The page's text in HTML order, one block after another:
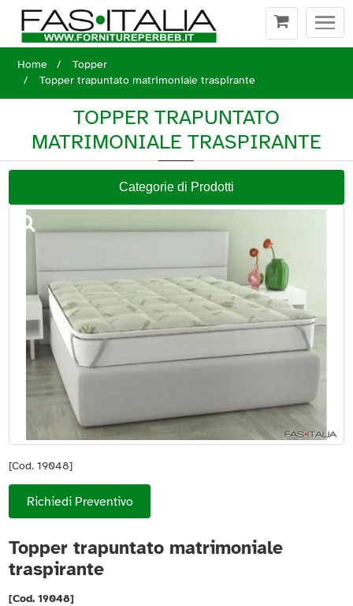
Home
Topper
Topper trapuntato matrimoniale traspirante
TOPPER TRAPUNTATO
MATRIMONIALE TRASPIRANTE
Categorie di Prodotti
[Cod. 19048]
Richiedi Preventivo
Topper trapuntato matrimoniale
traspirante
[Cod. 19048]